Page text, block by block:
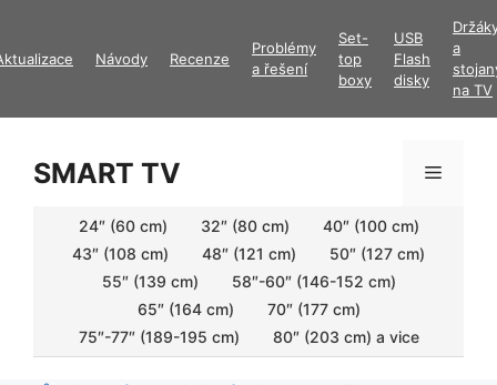
obsah
Návody Recenze
Problémy
a řešení
Set-
top
boxy
USB
Flash
disky
a
na TV
SMART TV Menu
24″ (60 cm) 32″ (80 cm)
40″ (100 cm)
43″ (108 cm)
48″ (121 cm)
50″ (127 cm)
55″ (139 cm)
58″-60″ (146-152 cm)
65″ (164 cm)
70″ (177 cm)
75″-77″ (189-195 cm)
80″ (203 cm) a vice